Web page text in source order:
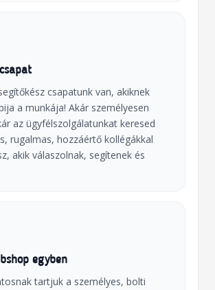
csapatunk van, akiknek
a munkája! Akár személyesen
az ügyfélszolgálatunkat keresed
rugalmas, hozzáértő kollégákkal
akik válaszolnak, segítenek és
egyben
tartjuk a személyes, bolti